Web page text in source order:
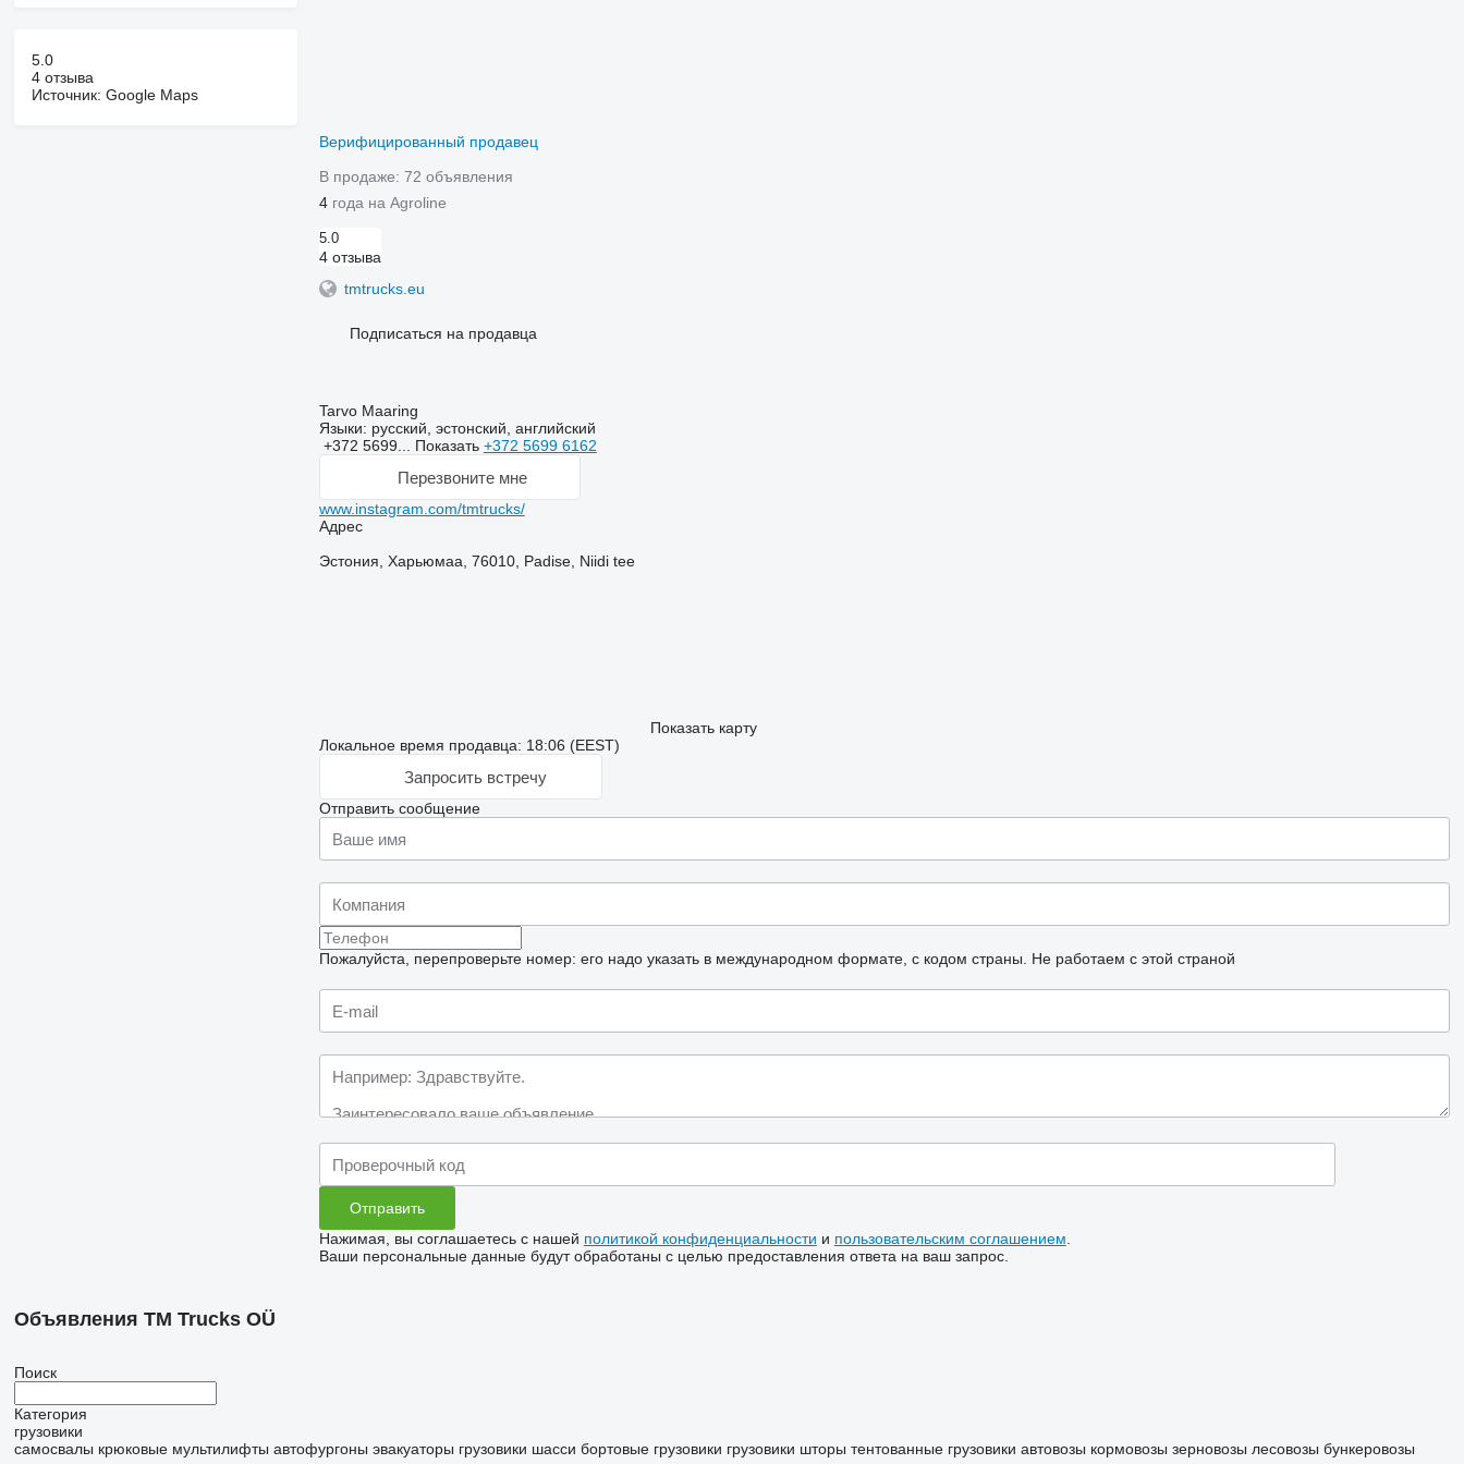
5.0
4 отзыва
Источник: Google Maps
Верифицированный продавец
В продаже: 72 объявления
4года на Agroline
5.0
4 отзыва
tmtrucks.eu
Подписаться на продавца
Tarvo Maaring
Языки: русский, эстонский, английский
+372 5699... Показать +372 5699 6162
Перезвоните мне
www.instagram.com/tmtrucks/
Адрес
Эстония, Харьюмаа, 76010, Padise, Niidi tee
Показать карту
Локальное время продавца: 18:06 (EEST)
Запросить встречу
Отправить сообщение
Пожалуйста, перепроверьте номер: его надо указать в международном формате, с кодом страны. Не работаем с этой страной
Нажимая, вы соглашаетесь с нашей политикой конфиденциальности и пользовательским соглашением
Ваши персональные данные будут обработаны с целью предоставления ответа на ваш запрос.
Объявления TM Trucks OÜ
Поиск
Категория
грузовики
самосвалы крюковые мультилифты автофургоны эвакуаторы грузовики шасси бортовые грузовики грузовики шторы тентованные грузовики автовозы кормовозы зерновозы лесовозы бункеровозы